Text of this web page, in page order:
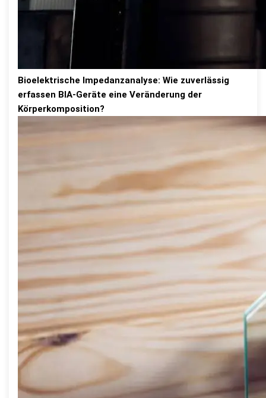
Bioelektrische Impedanzanalyse: Wie zuverlässig
erfassen BIA-Geräte eine Veränderung der
Körperkomposition?